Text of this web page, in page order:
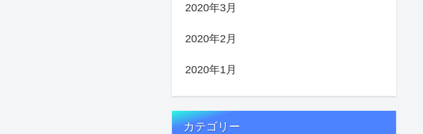
2020年3月
2020年2月
2020年1月
カテゴリー